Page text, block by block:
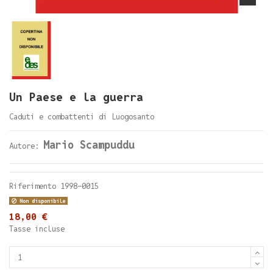
Un Paese e la guerra
Caduti e combattenti di Luogosanto
Autore: Mario Scampuddu
Riferimento 1998-0015
Non disponibile
18,00 €
Tasse incluse